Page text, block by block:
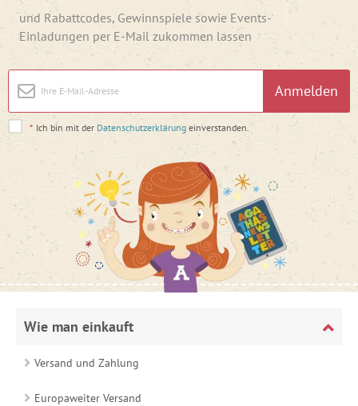
und Rabattcodes, Gewinnspiele sowie Events-
Einladungen per E-Mail zukommen lassen
Anmelden
* Ich bin mit der Datenschutzerklärung einverstanden.
Wie man einkauft
Versand und Zahlung
Europaweiter Versand